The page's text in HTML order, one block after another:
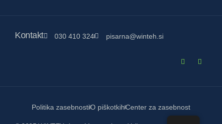
Kontakt 030 410 324 pisarna@winteh.si
Politika zasebnostiO piškotkihCenter za zasebnost